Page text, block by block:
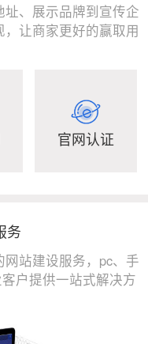
、展示品牌到宣传企
让商家更好的赢取用
官网认证
务
站建设服务，pc、手
户提供一站式解决方